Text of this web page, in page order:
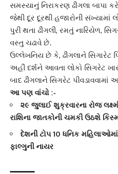
સમસ્યાનું નિરાકરણ ઢીંગલા બાપા
જેથી દૂર દૂરથી હજારોની
પુરી થતા ઢીંગલી, રમતું નારિયેળ,
વસ્તુ ચઢાવે છે.
ઉલ્લેખનિય છે કે, ઢીંગલાને સિગારેટ
અહીં દર્શને આવતા લોકો સિગરેટ
બાદ ઢીંગલાને સિગરેટ પીવડાવવામાં
આ પણ વાંચો :-
૨૯ જુલાઈ શુક્રવારના રોજ
રાશિના જાતકોની ચમકી ઉઠશે
દેશની ટોપ 10 ધનિક
ફાલ્ગુની નાયર